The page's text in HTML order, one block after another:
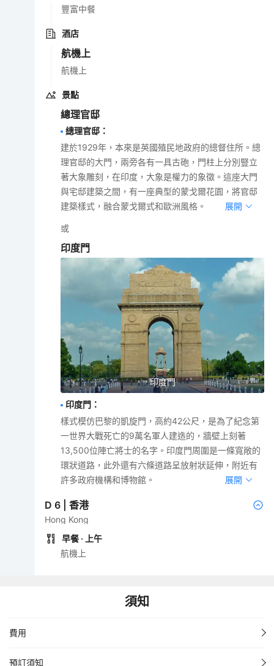
豐富中餐
酒店
航機上
航機上
景點
總理官邸
總理官邸 ：
建於1929年，本來是英國殖民地政府的總督住所。總
理官邸的大門，兩旁各有一具古砲，門柱上分別豎立
著大象雕刻，在印度，大象是權力的象徵。這座大門
與宅邸建築之間，有一座典型的蒙戈爾花園，將官邸
建築樣式，融合蒙戈爾式和歐洲風格。
展開
或
印度門
印度門
印度門 ：
樣式模仿巴黎的凱旋門，高約42公尺，是為了紀念第
一世界大戰死亡的9萬名軍人建造的，牆壁上刻著
13,500位陣亡將士的名字。印度門周圍是一條寬敞的
環狀道路，此外還有六條道路呈放射狀延伸，附近有
許多政府機構和博物館。
展開
D6 |香港
Hong Kong
早餐 · 上午
航機上
須知
費用
預訂須知